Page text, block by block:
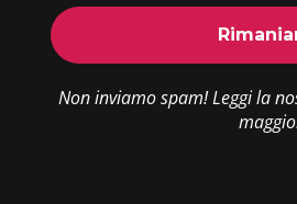
Non inviamo spam! Leggi la